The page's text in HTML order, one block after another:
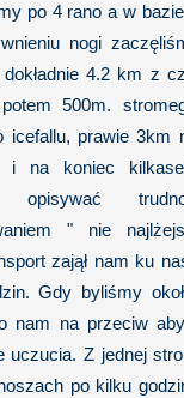
po 4 rano a w
nogi
4.2 km z
500m.
icefallu, prawie 3km
i na koniec
" nie
zajął nam ku
Gdy byliśmy
nam na przeciw
Z jednej
po kilku